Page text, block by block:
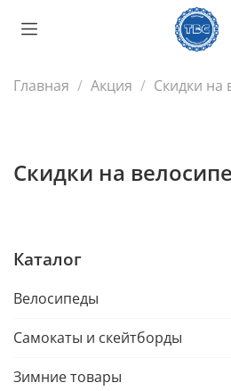
Главная Акция Скидки на
Скидки на
Каталог
Велосипеды
Самокаты и скейтборды
Зимние товары